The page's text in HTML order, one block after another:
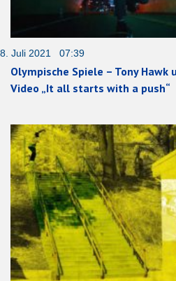
8. Juli 2021 07:39
Olympische Spiele – Tony Hawk
Video „It all starts with a push“